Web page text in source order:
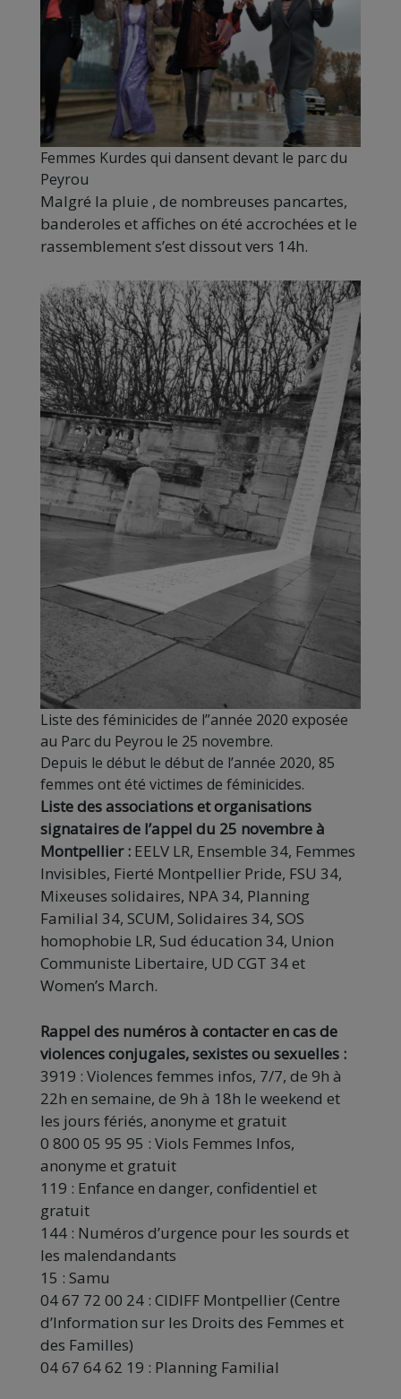
Femmes Kurdes qui dansent devant le parc du
Peyrou
Malgré la pluie , de nombreuses pancartes,
banderoles et affiches on été accrochées et le
rassemblement s’est dissout vers 14h.
Liste des féminicides de l”année 2020 exposée
au Parc du Peyrou le 25 novembre.
Depuis le début le début de l’année 2020, 85
femmes ont été victimes de féminicides.
Liste des associations et organisations
signataires de l’appel du 25 novembre à
Montpellier : EELV LR, Ensemble 34, Femmes
Invisibles, Fierté Montpellier Pride, FSU 34,
Mixeuses solidaires, NPA 34, Planning
Familial 34, SCUM, Solidaires 34, SOS
homophobie LR, Sud éducation 34, Union
Communiste Libertaire, UD CGT 34 et
Women’s March.
Rappel des numéros à contacter en cas de
violences conjugales, sexistes ou sexuelles :
3919 : Violences femmes infos, 7/7, de 9h à
22h en semaine, de 9h à 18h le weekend et
les jours fériés, anonyme et gratuit
0 800 05 95 95 : Viols Femmes Infos,
anonyme et gratuit
119 : Enfance en danger, confidentiel et
gratuit
144 : Numéros d’urgence pour les sourds et
les malendandants
15 : Samu
04 67 72 00 24 : CIDIFF Montpellier (Centre
d’Information sur les Droits des Femmes et
des Familles)
04 67 64 62 19 : Planning Familial